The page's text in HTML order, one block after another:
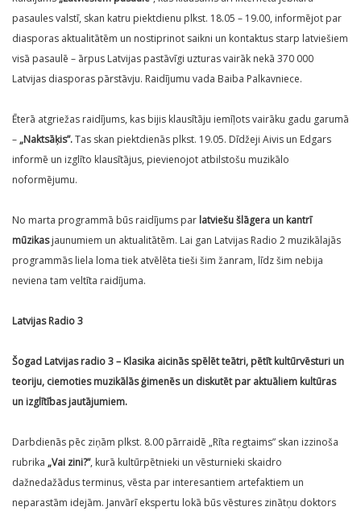
pasaules valstī, skan katru piektdienu plkst. 18.05 – 19.00, informējot par
diasporas aktualitātēm un nostiprinot saikni un kontaktus starp latviešiem
visā pasaulē – ārpus Latvijas pastāvīgi uzturas vairāk nekā 370 000
Latvijas diasporas pārstāvju. Raidījumu vada Baiba Palkavniece.
Ēterā atgriežas raidījums, kas bijis klausītāju iemīļots vairāku gadu garumā
–„Naktsāķis”.Tas skan piektdienās plkst. 19.05. Dīdžeji Aivis un Edgars
informē un izglīto klausītājus, pievienojot atbilstošu muzikālo
noformējumu.
No marta programmā būs raidījums par latviešu šlāgera un kantrī
mūzikasjaunumiem un aktualitātēm. Lai gan Latvijas Radio 2 muzikālajās
programmās liela loma tiek atvēlēta tieši šim žanram, līdz šim nebija
neviena tam veltīta raidījuma.
Latvijas Radio 3
Šogad Latvijas radio 3 – Klasika aicinās spēlēt teātri, pētīt kultūrvēsturi un
teoriju, ciemoties muzikālās ģimenēs un diskutēt par aktuāliem kultūras
un izglītības jautājumiem.
Darbdienās pēc ziņām plkst. 8.00 pārraidē „Rīta regtaims” skan izzinoša
rubrika „Vai zini?”, kurā kultūrpētnieki un vēsturnieki skaidro
dažnedažādus terminus, vēsta par interesantiem artefaktiem un
neparastām idejām. Janvārī ekspertu lokā būs vēstures zinātņu doktors